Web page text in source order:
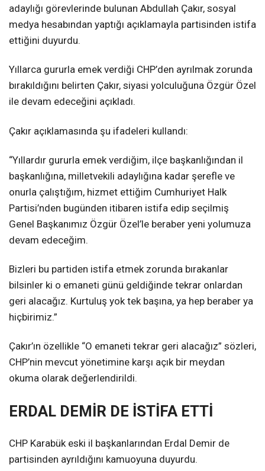
adaylığı görevlerinde bulunan Abdullah Çakır, sosyal
medya hesabından yaptığı açıklamayla partisinden istifa
ettiğini duyurdu.
Yıllarca gururla emek verdiği CHP’den ayrılmak zorunda
bırakıldığını belirten Çakır, siyasi yolculuğuna Özgür Özel
ile devam edeceğini açıkladı.
Çakır açıklamasında şu ifadeleri kullandı:
“Yıllardır gururla emek verdiğim, ilçe başkanlığından il
başkanlığına, milletvekili adaylığına kadar şerefle ve
onurla çalıştığım, hizmet ettiğim Cumhuriyet Halk
Partisi’nden bugünden itibaren istifa edip seçilmiş
Genel Başkanımız Özgür Özel’le beraber yeni yolumuza
devam edeceğim.
Bizleri bu partiden istifa etmek zorunda bırakanlar
bilsinler ki o emaneti günü geldiğinde tekrar onlardan
geri alacağız. Kurtuluş yok tek başına, ya hep beraber ya
hiçbirimiz.”
Çakır’ın özellikle “O emaneti tekrar geri alacağız” sözleri,
CHP’nin mevcut yönetimine karşı açık bir meydan
okuma olarak değerlendirildi.
ERDAL DEMİR DE İSTİFA ETTİ
CHP Karabük eski il başkanlarından Erdal Demir de
partisinden ayrıldığını kamuoyuna duyurdu.